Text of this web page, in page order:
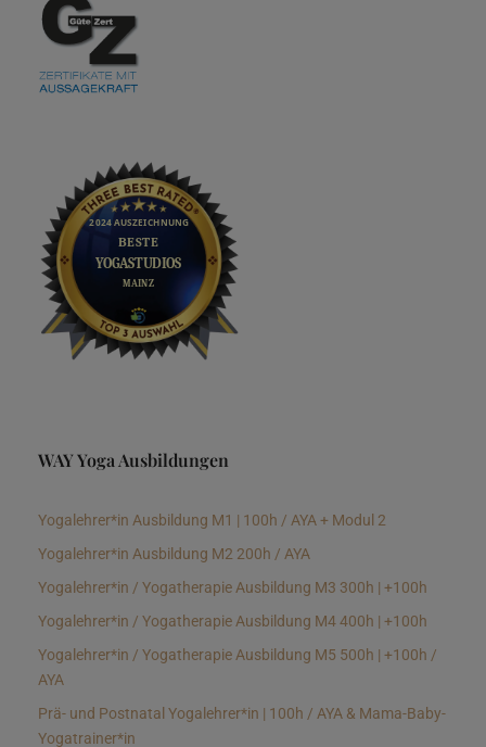
WAY Yoga Ausbildungen
Yogalehrer*in Ausbildung M1 | 100h / AYA + Modul 2
Yogalehrer*in Ausbildung M2 200h / AYA
Yogalehrer*in / Yogatherapie Ausbildung M3 300h | +100h
Yogalehrer*in / Yogatherapie Ausbildung M4 400h | +100h
Yogalehrer*in / Yogatherapie Ausbildung M5 500h | +100h /
AYA
Prä- und Postnatal Yogalehrer*in | 100h / AYA & Mama-Baby-
Yogatrainer*in